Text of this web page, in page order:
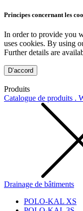
Principes concernant les
In order to provide you
uses cookies. By using
Further details are
D’accord
Produits
Catalogue de produits .
Drainage de bâtiments
POLO-KAL XS